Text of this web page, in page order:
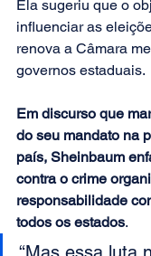
Ela sugeriu que o
influenciar as
renova a Câmara
governos estaduais.
Em discurso que
do seu mandato na
país, Sheinbaum
contra o crime
responsabilidade
todos os estados.